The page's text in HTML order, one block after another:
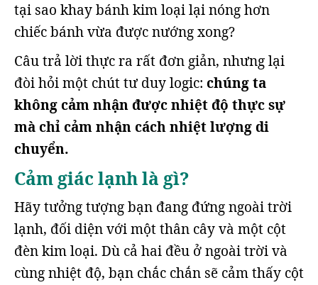
tại sao khay bánh kim loại lại nóng hơn
chiếc bánh vừa được nướng xong?
Câu trả lời thực ra rất đơn giản, nhưng lại
đòi hỏi một chút tư duy logic: chúng ta
không cảm nhận được nhiệt độ thực sự
mà chỉ cảm nhận cách nhiệt lượng di
chuyển.
Cảm giác lạnh là gì?
Hãy tưởng tượng bạn đang đứng ngoài trời
lạnh, đối diện với một thân cây và một cột
đèn kim loại. Dù cả hai đều ở ngoài trời và
cùng nhiệt độ, bạn chắc chắn sẽ cảm thấy cột